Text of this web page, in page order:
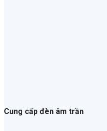
Cung cấp đèn âm trần